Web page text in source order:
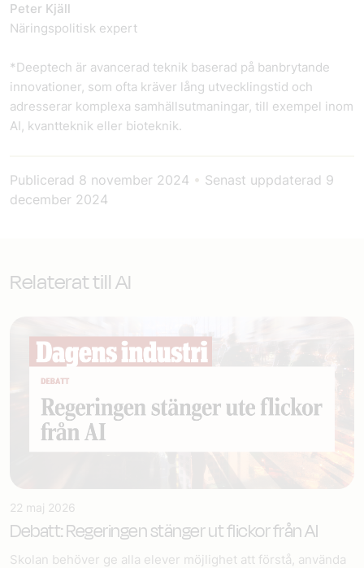
Peter Kjäll
Näringspolitisk expert
*Deeptech är avancerad teknik baserad på banbrytande
innovationer, som ofta kräver lång utvecklingstid och
adresserar komplexa samhällsutmaningar, till exempel inom
AI, kvantteknik eller bioteknik.
Publicerad 8 november 2024 • Senast uppdaterad 9
december 2024
Relaterat till AI
22 maj 2026
Debatt: Regeringen stänger ut flickor från AI
Skolan behöver ge alla elever möjlighet att förstå, använda